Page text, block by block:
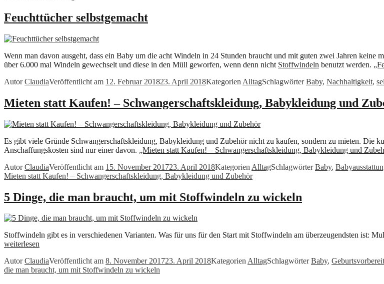
Feuchttücher selbstgemacht
Wenn man davon ausgeht, dass ein Baby um die acht Windeln in 24 Stunden braucht und mit guten zwei Jahren keine
über 6.000 mal Windeln gewechselt und diese in den Müll geworfen, wenn denn nicht Stoffwindeln benutzt werden.
AutorClaudiaVeröffentlicht am 12. Februar 201823. April 2018Kategorien AlltagSchlagwörterBaby, Nachhaltigkeit,
Mieten statt Kaufen! – Schwangerschaftskleidung, Babykleidung und
Es gibt viele Gründe Schwangerschaftskleidung, Babykleidung und Zubehör nicht zu kaufen, sondern zu mieten. Die
Anschaffungskosten sind nur einer davon. „Mieten statt Kaufen! – Schwangerschaftskleidung, Babykleidung und
AutorClaudiaVeröffentlicht am 15. November 201723. April 2018Kategorien AlltagSchlagwörterBaby,
Mieten statt Kaufen! – Schwangerschaftskleidung, Babykleidung und Zubehör
5 Dinge, die man braucht, um mit Stoffwindeln zu wickeln
Stoffwindeln gibt es in verschiedenen Varianten. Was für uns für den Start mit Stoffwindeln am überzeugendsten ist:
weiterlesen
AutorClaudiaVeröffentlicht am 8. November 201723. April 2018KategorienAlltagSchlagwörterBaby,
die man braucht, um mit Stoffwindeln zu wickeln